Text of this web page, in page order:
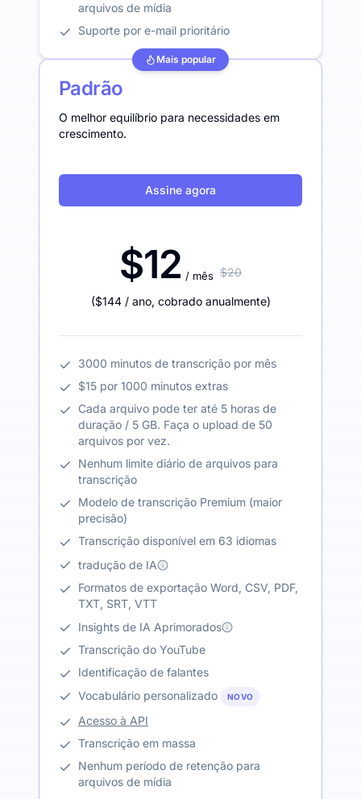
arquivos de mídia
Suporte por e-mail prioritário
Mais popular
Padrão
O melhor equilíbrio para necessidades em
crescimento.
Assine agora
$12 / mês $20
($144 / ano, cobrado anualmente)
3000 minutos de transcrição por mês
$15 por 1000 minutos extras
Cada arquivo pode ter até 5 horas de
duração / 5 GB. Faça o upload de 50
arquivos por vez.
Nenhum limite diário de arquivos para
transcrição
Modelo de transcrição Premium (maior
precisão)
Transcrição disponível em 63 idiomas
tradução de IA
Formatos de exportação Word, CSV, PDF,
TXT, SRT, VTT
Insights de IA Aprimorados
Transcrição do YouTube
Identificação de falantes
Vocabulário personalizado
NOVO
Acesso à API
Transcrição em massa
Nenhum período de retenção para
arquivos de mídia